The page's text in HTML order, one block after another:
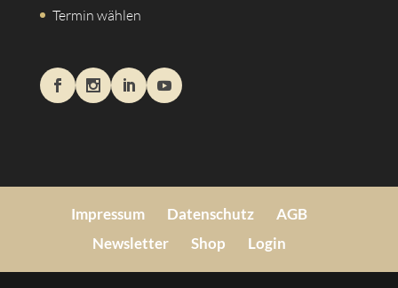
Termin wählen
Impressum Datenschutz
AGB
Newsletter
Shop Login